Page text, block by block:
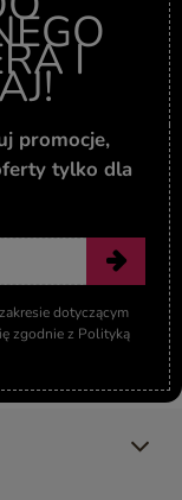
I
promocje,
tylko dla
dotyczącym
zgodnie z Polityką